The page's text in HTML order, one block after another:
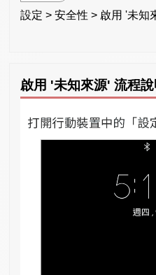
設定 > 安全性 > 啟用 '未知
啟用 '未知來源' 流程說